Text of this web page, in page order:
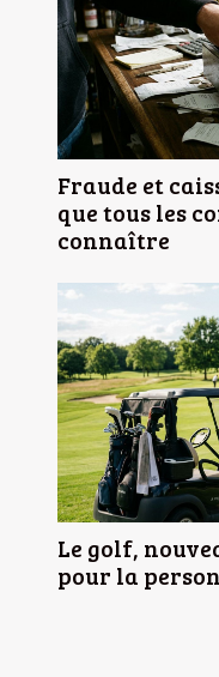
Fraude et
que tous les
connaître
Le golf,
pour la